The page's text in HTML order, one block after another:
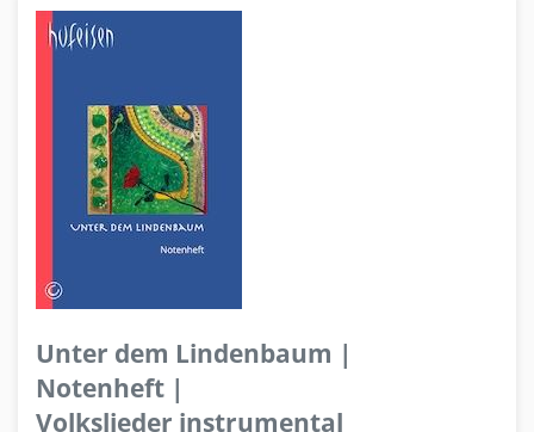
Unter dem Lindenbaum |
Notenheft |
Volkslieder instrumental